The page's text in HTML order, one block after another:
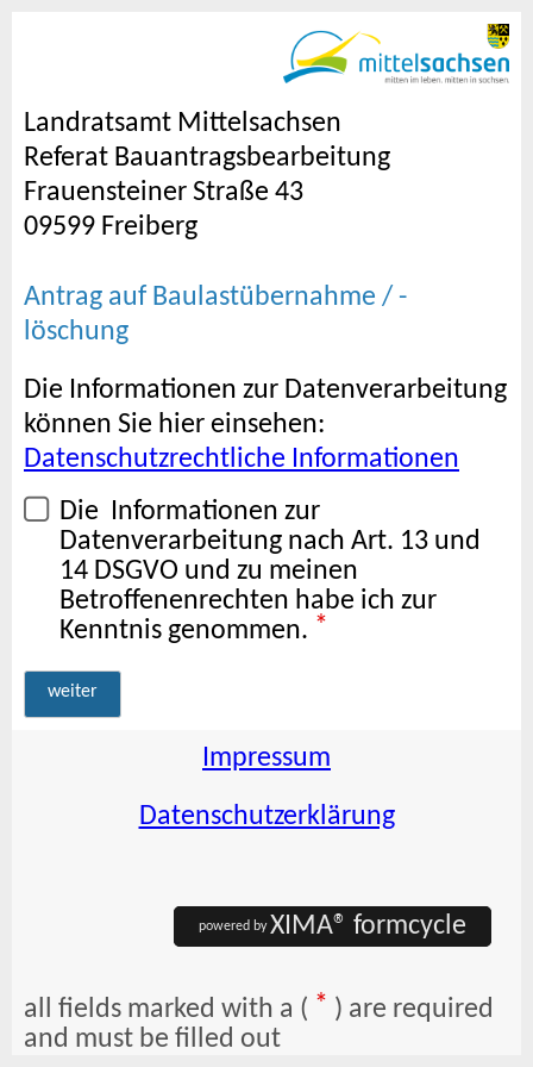
Landratsamt Mittelsachsen
Referat Bauantragsbearbeitung
Frauensteiner Straße 43
09599 Freiberg
Antrag auf Baulastübernahme / -
löschung
Die Informationen zur Datenverarbeitung
können Sie hier einsehen:
Datenschutzrechtliche Informationen
Die Informationen zur
Datenverarbeitung nach Art. 13 und
14 DSGVO und zu meinen
Betroffenenrechten habe ich zur
Kenntnis genommen. *
weiter
Impressum
Datenschutzerklärung
powered byXIMA® formcycle
all fields marked with a ( * ) are required
and must be filled out